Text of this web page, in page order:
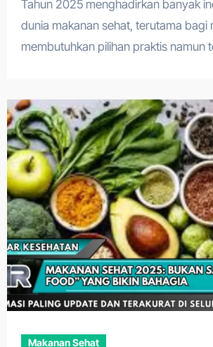
Tahun 2025 menghadirkan banyak inovasi dalam
dunia makanan sehat, terutama bagi
membutuhkan pilihan praktis namun
Makanan Sehat